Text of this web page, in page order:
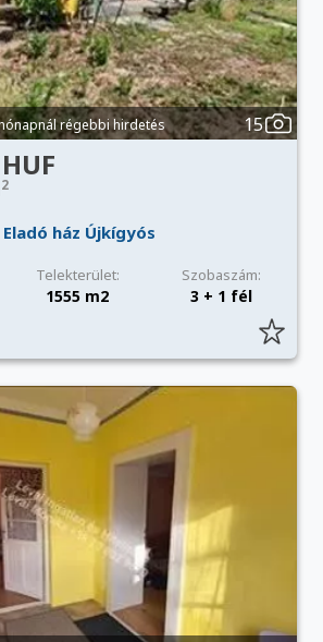
régebbi hirdetés 15
2
Eladó ház Újkígyós
Telekterület: Szobaszám:
1555 m2 3 + 1 fél